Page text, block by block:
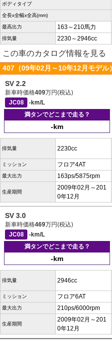
ボディタイプ
全長x全幅x全高(mm)
最高出力 163～210馬力
排気量 2230～2946cc
この車のカタログ情報を見る
407（09年02月～10年12月モデル
SV 2.2
新車時価格409万円(税込)
JC08
-km/L
満タンでどこまで走る？
-km
排気量 2230cc
ミッション フロア4AT
最大出力 163ps/5875rpm
生産期間
2009年02月～201
0年12月
SV 3.0
新車時価格469万円(税込)
JC08
-km/L
満タンでどこまで走る？
-km
排気量 2946cc
ミッション フロア6AT
最大出力 210ps/6000rpm
生産期間
2009年02月～201
0年12月